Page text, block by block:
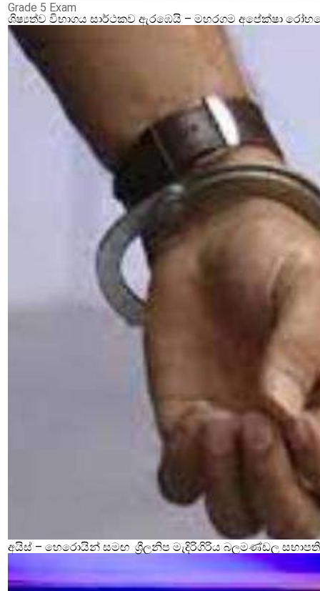
Grade 5 Exam
ශිෂ්‍යත්ව විභාගය සාර්ථකව ඇරඹෙයි – මහරගම අපේක්ෂා
අයිස් – හෙරොයින් සමඟ ශ්‍රීලනිප මැදිරිගිරිය බලමණ්ඩල සභාපති